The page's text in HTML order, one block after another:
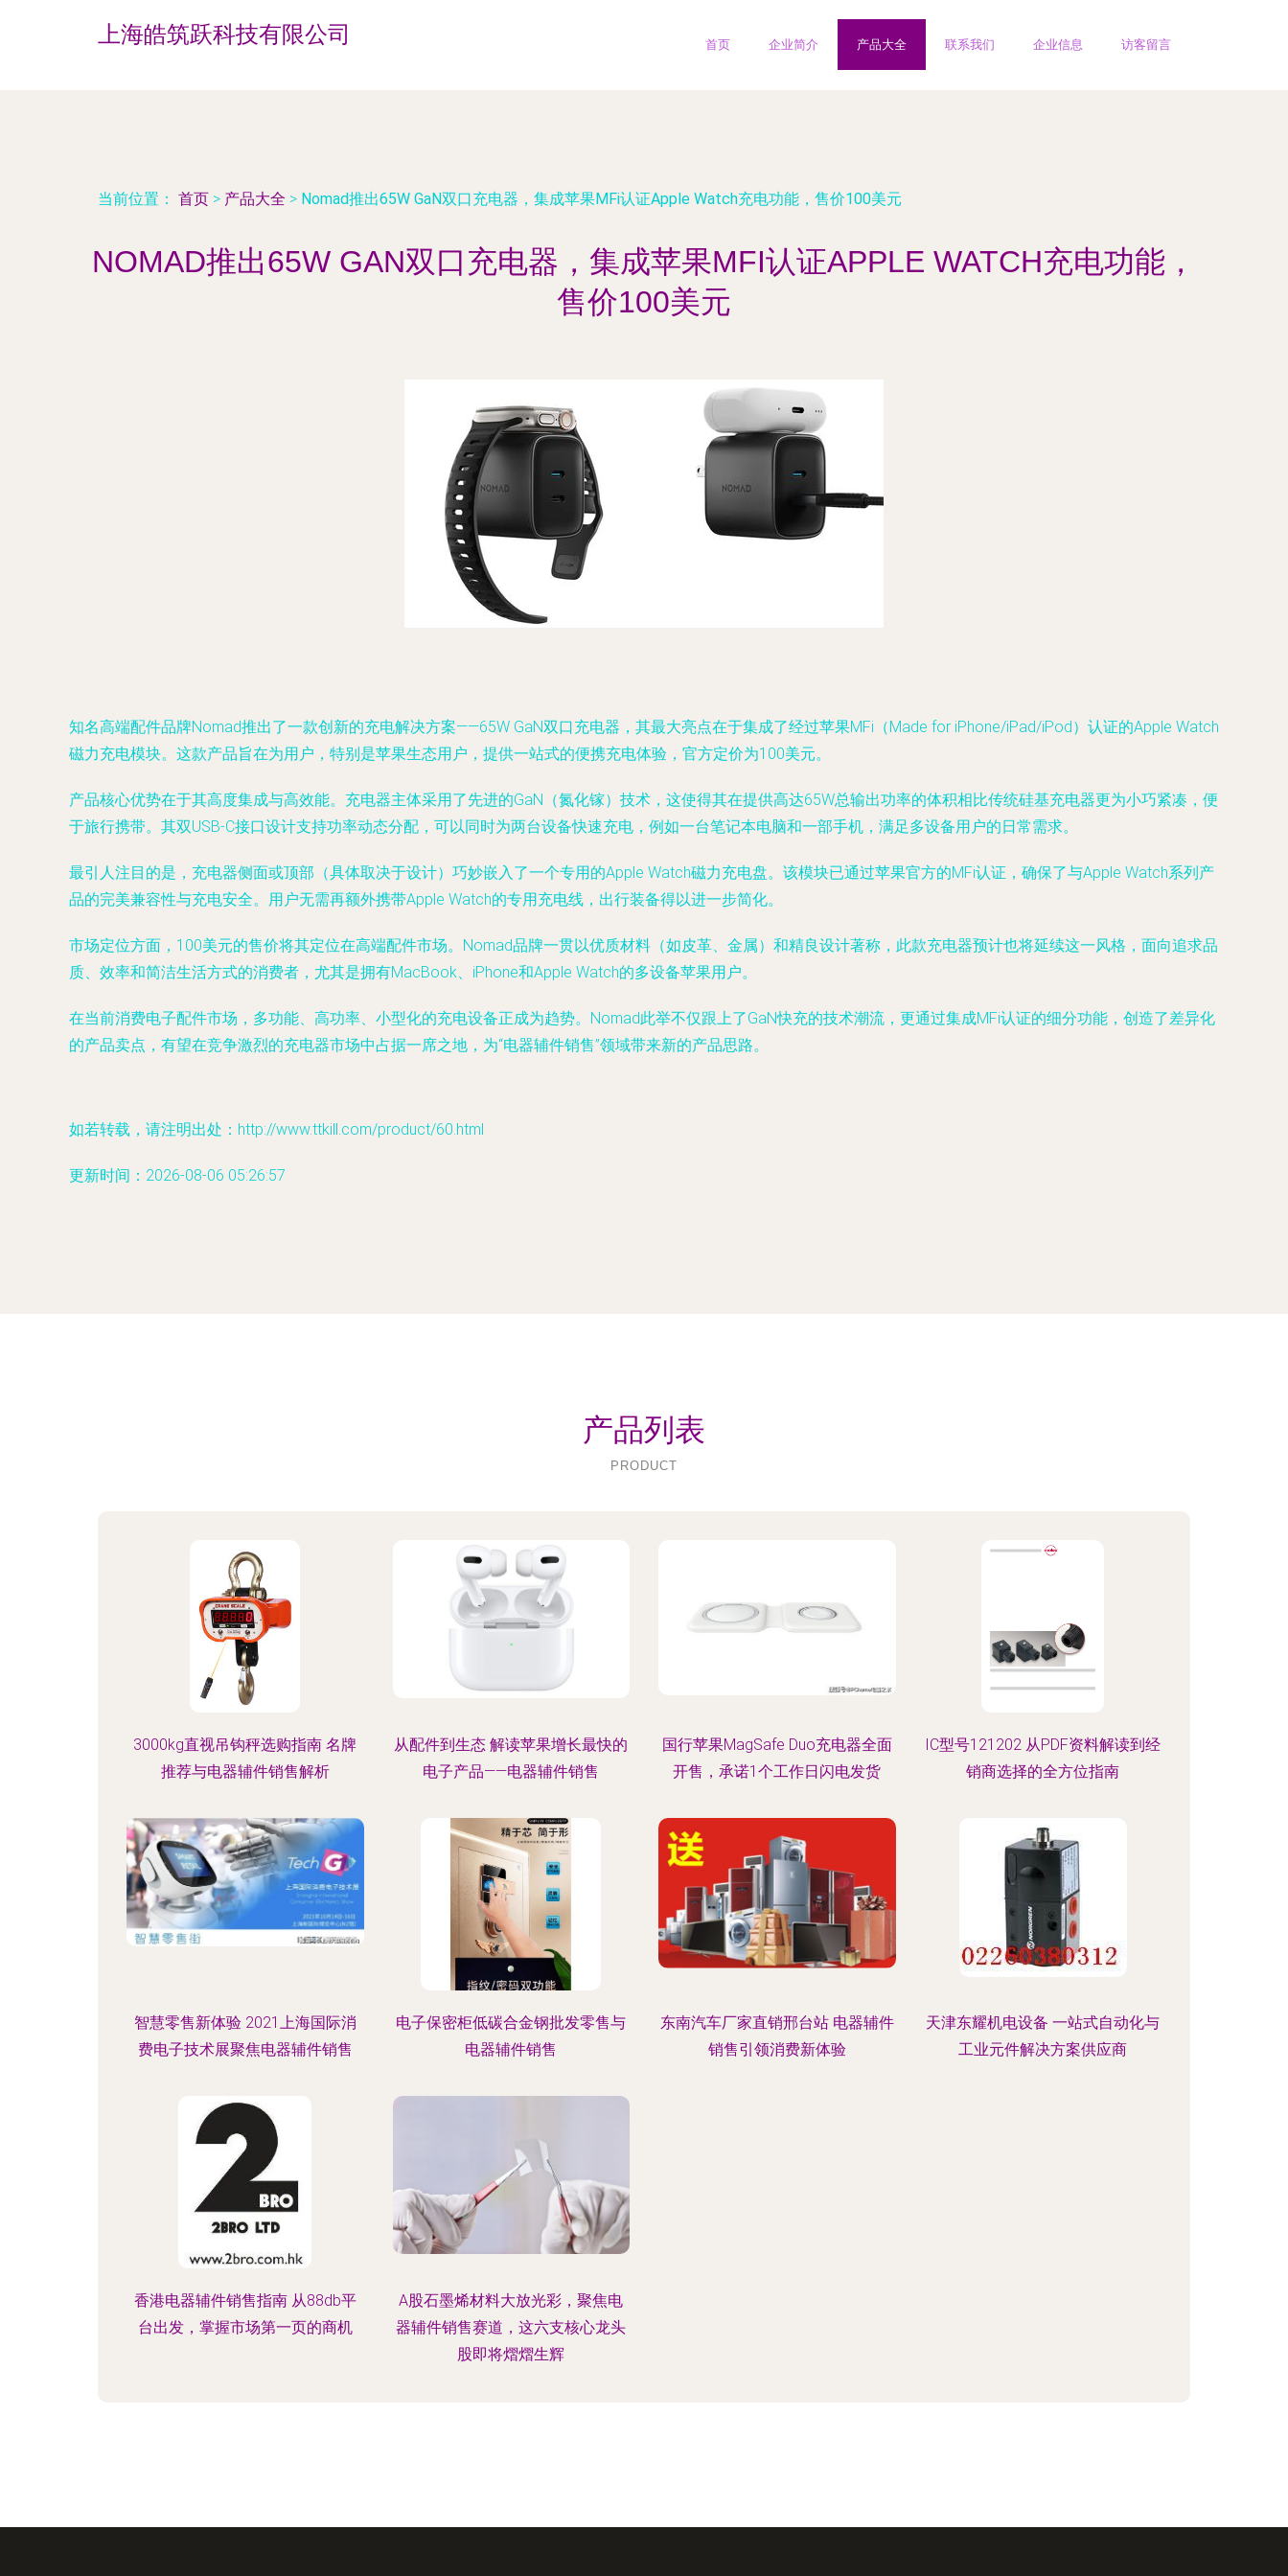
上海皓筑跃科技有限公司 首页 企业简介 产品大全 联系我们 企业信息 访客留言
当前位置： 首页 > 产品大全 > Nomad推出65W GaN双口充电器，集成苹果MFi认证Apple Watch充电功能，售价100美元
NOMAD推出65W GAN双口充电器，集成苹果MFI认证APPLE WATCH充电功能，
售价100美元
知名高端配件品牌Nomad推出了一款创新的充电解决方案——65W GaN双口充电器，其最大亮点在于集成了经过苹果MFi（Made for iPhone/iPad/iPod）认证的Apple Watch
磁力充电模块。这款产品旨在为用户，特别是苹果生态用户，提供一站式的便携充电体验，官方定价为100美元。
产品核心优势在于其高度集成与高效能。充电器主体采用了先进的GaN（氮化镓）技术，这使得其在提供高达65W总输出功率的体积相比传统硅基充电器更为小巧紧凑，便
于旅行携带。其双USB-C接口设计支持功率动态分配，可以同时为两台设备快速充电，例如一台笔记本电脑和一部手机，满足多设备用户的日常需求。
最引人注目的是，充电器侧面或顶部（具体取决于设计）巧妙嵌入了一个专用的Apple Watch磁力充电盘。该模块已通过苹果官方的MFi认证，确保了与Apple Watch系列产
品的完美兼容性与充电安全。用户无需再额外携带Apple Watch的专用充电线，出行装备得以进一步简化。
市场定位方面，100美元的售价将其定位在高端配件市场。Nomad品牌一贯以优质材料（如皮革、金属）和精良设计著称，此款充电器预计也将延续这一风格，面向追求品
质、效率和简洁生活方式的消费者，尤其是拥有MacBook、iPhone和Apple Watch的多设备苹果用户。
在当前消费电子配件市场，多功能、高功率、小型化的充电设备正成为趋势。Nomad此举不仅跟上了GaN快充的技术潮流，更通过集成MFi认证的细分功能，创造了差异化
的产品卖点，有望在竞争激烈的充电器市场中占据一席之地，为“电器辅件销售”领域带来新的产品思路。
如若转载，请注明出处：http://www.ttkill.com/product/60.html
更新时间：2026-08-06 05:26:57
产品列表
PRODUCT
3000kg直视吊钩秤选购指南 名牌
推荐与电器辅件销售解析
从配件到生态 解读苹果增长最快的
电子产品——电器辅件销售
国行苹果MagSafe Duo充电器全面
开售，承诺1个工作日闪电发货
IC型号121202 从PDF资料解读到经
销商选择的全方位指南
智慧零售新体验 2021上海国际消
费电子技术展聚焦电器辅件销售
电子保密柜低碳合金钢批发零售与
电器辅件销售
东南汽车厂家直销邢台站 电器辅件
销售引领消费新体验
天津东耀机电设备 一站式自动化与
工业元件解决方案供应商
香港电器辅件销售指南 从88db平
台出发，掌握市场第一页的商机
A股石墨烯材料大放光彩，聚焦电
器辅件销售赛道，这六支核心龙头
股即将熠熠生辉